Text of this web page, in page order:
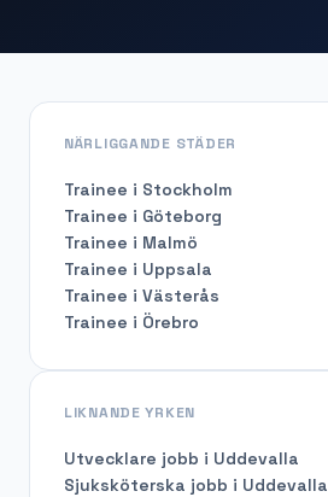
NÄRLIGGANDE STÄDER
Trainee i Stockholm
Trainee i Göteborg
Trainee i Malmö
Trainee i Uppsala
Trainee i Västerås
Trainee i Örebro
LIKNANDE YRKEN
Utvecklare jobb i Uddevalla
Sjuksköterska jobb i Uddevalla